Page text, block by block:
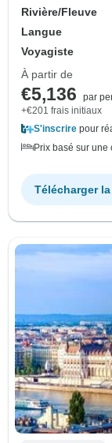
Rivière/Fleuve
Langue
Voyagiste
À partir de
€5,136
par
+€201 frais initiaux
S'inscrire pour
Prix basé sur
Télécharger